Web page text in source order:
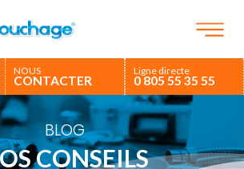
NOUS
CONTACTER
Ligne directe
0 805 55 35 55
BLOG
CONSEILS